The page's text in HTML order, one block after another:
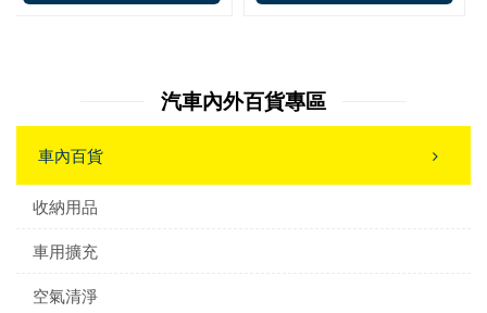
汽車內外百貨專區
車內百貨
收納用品
車用擴充
空氣清淨